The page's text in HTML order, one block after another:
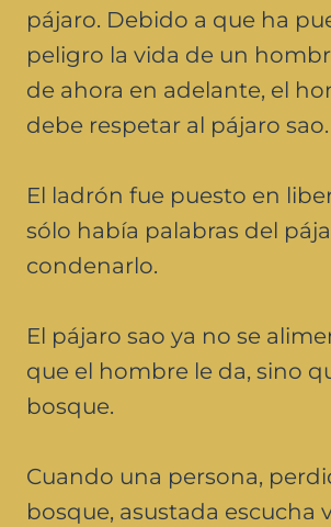
pájaro. Debido a que ha
peligro la vida de un
de ahora en adelante, el
debe respetar al pájaro sao.
El ladrón fue puesto en
sólo había palabras del
condenarlo.
El pájaro sao ya no se
que el hombre le da, sino
bosque.
Cuando una persona,
bosque, asustada escucha